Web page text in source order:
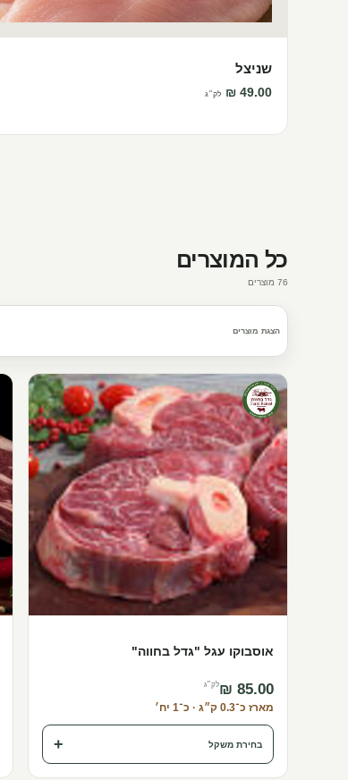
שניצל
‏49.00 ‏₪ לק״ג
כל המוצרים
76 מוצרים
הצגת מוצרים
אוסבוקו עגל "גדל בחווה"
‏85.00 ‏₪ לק״ג
מארז כ־0.3 ק״ג · כ־1 יח׳
בחירת משקל +